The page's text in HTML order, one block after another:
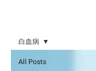
All Posts
白血病